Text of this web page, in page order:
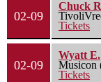
02-09
Chuck
Tickets
02-09
Wyatt E.
Musicon
Tickets